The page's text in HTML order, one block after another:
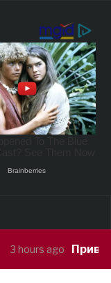
3 hours ago